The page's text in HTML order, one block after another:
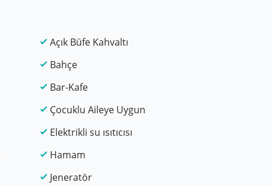
Açık Büfe Kahvaltı
Bahçe
Bar-Kafe
Çocuklu Aileye Uygun
Elektrikli su ısıtıcısı
Hamam
Jeneratör